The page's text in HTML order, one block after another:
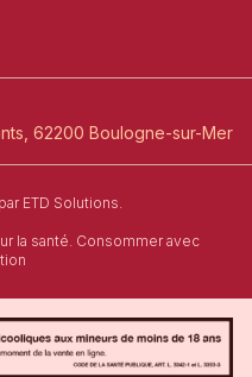
62200 Boulogne-sur-Mer
l'agence de création de site
ETD Solutions.
la santé. Consommer avec